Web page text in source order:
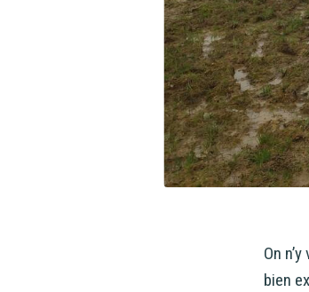
On
bien